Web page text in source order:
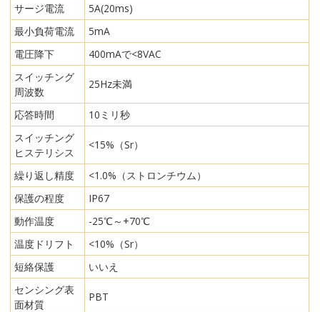
サージ電流
5A(20ms)
最小負荷電流
5mA
電圧降下
400mAで<8VAC
スイッチング
周波数
25Hz未満
応答時間
10ミリ秒
スイッチング
ヒステリシス
<15%（Sr）
繰り返し精度
<1.0%（ストロンチウム）
保護の程度
IP67
動作温度
-25℃～+70℃
温度ドリフト
<10%（Sr）
短絡保護
いいえ
センシング表
面材質
PBT